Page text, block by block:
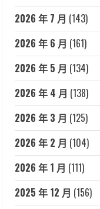
2026 年 7 月 (143)
2026 年 6 月 (161)
2026 年 5 月 (134)
2026 年 4 月 (138)
2026 年 3 月 (125)
2026 年 2 月 (104)
2026 年 1 月 (111)
2025 年 12 月 (156)